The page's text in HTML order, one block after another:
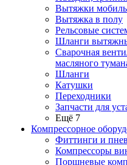
Вытяжки
Вытяжка в полу
Рельсовые
Шланги
Сварочная
масляного
Шланги
Катушки
Переходники
Запчасти для
Ещё 7
Компрессорное
Фиттинги и
Компрессоры
Поршневые